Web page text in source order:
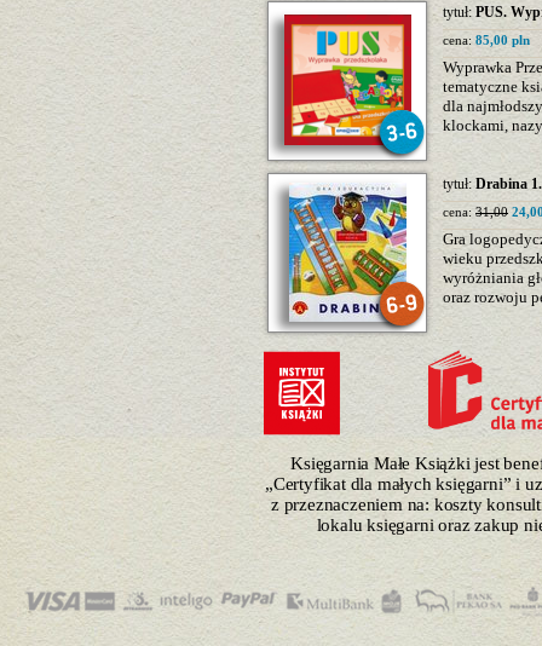
tytuł: PUS.
cena: 85,00 pln
Wyprawka
tematyczne
dla
klockami,
tytuł: Drabina
cena: 31,00
Gra
wieku
wyróżniania
oraz rozwoju
Księgarnia Małe Książki jest
„Certyfikat dla małych księgarni” i
z przeznaczeniem na: koszty
lokalu księgarni oraz zakup